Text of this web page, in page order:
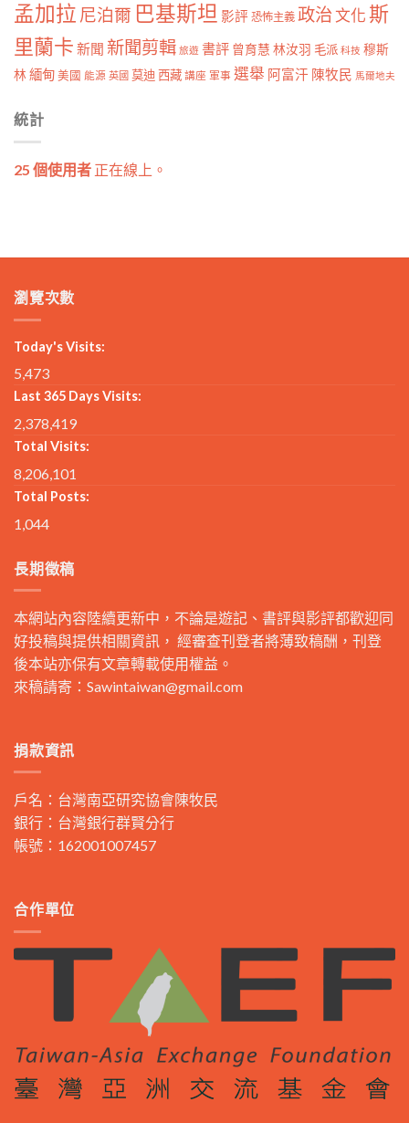
孟加拉 尼泊爾 巴基斯坦 影評 恐怖主義 政治文化斯
里蘭卡 新聞 新聞剪輯 旅遊 書評 曾育慧 林汝羽 毛派 科技 穆斯
林 緬甸 美國 能源 英國 莫迪 西藏 講座 軍事 選舉 阿富汗 陳牧民 馬爾地夫
統計
25 個使用者 正在線上。
瀏覽次數
Today's Visits:
5,473
Last 365 Days Visits:
2,378,419
Total Visits:
8,206,101
Total Posts:
1,044
長期徵稿
本網站內容陸續更新中，不論是遊記、書評與影評都歡迎同
好投稿與提供相關資訊， 經審查刊登者將薄致稿酬，刊登
後本站亦保有文章轉載使用權益。
來稿請寄： Sawintaiwan@gmail.com
捐款資訊
戶名：台灣南亞研究協會陳牧民
銀行：台灣銀行群賢分行
帳號：162001007457
合作單位